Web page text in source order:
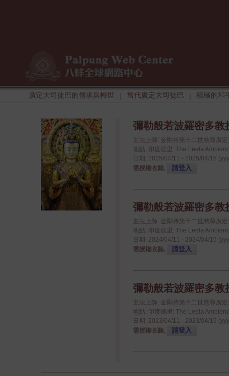
廣定大司徒巴的傳承與轉世 當代廣定大司徒巴 積極的和
彌勒般若波羅密多
主法上師: 金剛持第十二世慈尊廣
地點: 印度德里: The Leela
日期: 2025/04/11 - 2025/04/15
需授權收聽,
請登入
彌勒般若波羅密多
主法上師: 金剛持第十二世慈尊廣
地點: 印度德里: The Leela
日期: 2024/04/11 - 2024/04/15
需授權收聽,
請登入
彌勒般若波羅密多
主法上師: 金剛持第十二世慈尊廣
地點: 印度德里: The Leela
日期: 2023/04/11 - 2023/04/15
需授權收聽,
請登入